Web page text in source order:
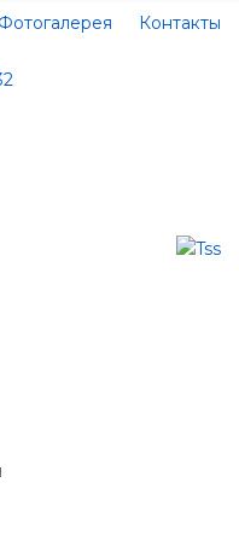
Фотогалерея Контакты